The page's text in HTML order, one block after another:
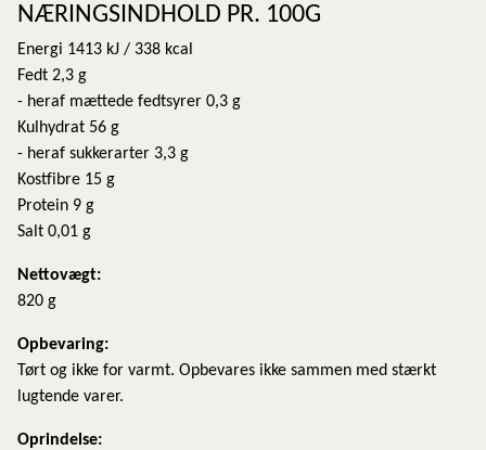
NÆRINGSINDHOLD PR. 100G
Energi 1413 kJ / 338 kcal
Fedt 2,3 g
- heraf mættede fedtsyrer 0,3 g
Kulhydrat 56 g
- heraf sukkerarter 3,3 g
Kostfibre 15 g
Protein 9 g
Salt 0,01 g
Nettovægt:
820 g
​Opbevaring:
Tørt og ikke for varmt. Opbevares ikke sammen med stærkt
lugtende varer.
Oprindelse: